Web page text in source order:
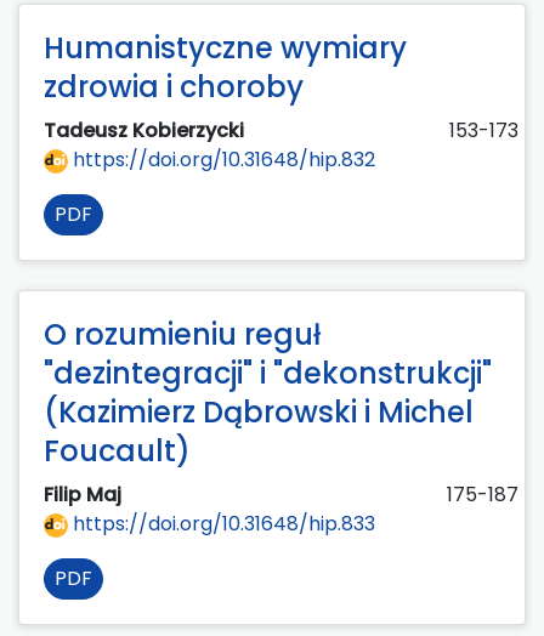
Humanistyczne wymiary
zdrowia i choroby
Tadeusz Kobierzycki
153-173
https://doi.org/10.31648/hip.832
PDF
O rozumieniu reguł
"dezintegracji" i "dekonstrukcji"
(Kazimierz Dąbrowski i Michel
Foucault)
Filip Maj
175-187
https://doi.org/10.31648/hip.833
PDF